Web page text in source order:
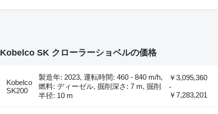
Kobelco SK クローラーショベルの価格
Kobelco
SK200
製造年: 2023, 運転時間: 460 - 840 m/h,
燃料: ディーゼル, 掘削深さ: 7 m, 掘削
半径: 10 m
￥3,095,360
-
￥7,283,201